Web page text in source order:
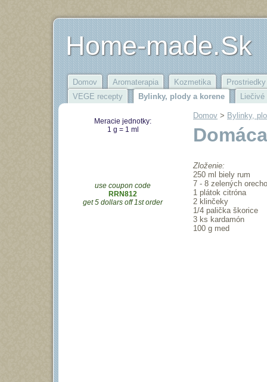
Home-made.Sk
Domov Aromaterapia Kozmetika
VEGE recepty
Bylinky, plody a korene
Meracie jednotky:
1 g = 1 ml
use coupon code
RRN812
get 5 dollars off 1st order
Domov ‎ > ‎ Bylinky,
Zloženie:
250 ml biely rum
7 - 8 zelených
1 plátok citróna
2 klinčeky
1/4 palička škorice
3 ks kardamón
100 g med